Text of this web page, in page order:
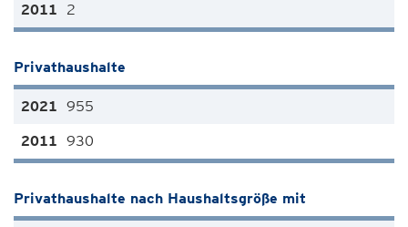
2
Privathaushalte
955
930
Privathaushalte nach Haushaltsgröße mit